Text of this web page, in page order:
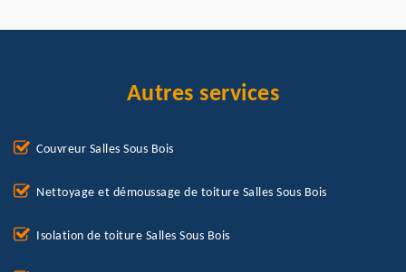
Autres services
Couvreur Salles Sous Bois
Nettoyage et démoussage de toiture Salles Sous Bois
Isolation de toiture Salles Sous Bois